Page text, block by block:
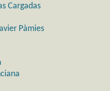
Cargadas
Pàmies